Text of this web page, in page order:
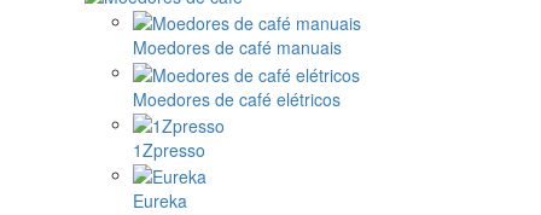
Moedores de café manuais
Moedores de café elétricos
1Zpresso
Eureka